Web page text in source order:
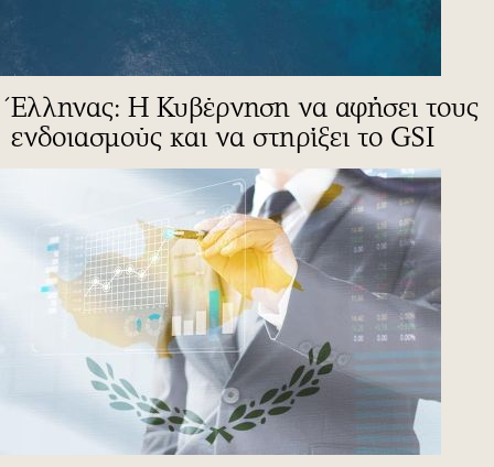
Έλληνας: Η Κυβέρνηση να αφήσει τους
ενδοιασμούς και να στηρίξει το GSI